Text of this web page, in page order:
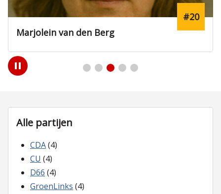
Marjolein van den Berg
#20
Play
/
Alle partijen
CDA(4)
CU (4)
D66 (4)
GroenLinks (4)